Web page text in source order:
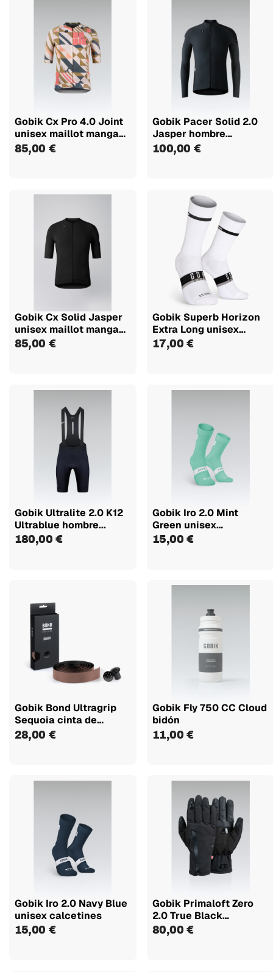
Gobik Cx Pro 4.0 Joint
unisex maillot manga
corta
85,00 €
Gobik Pacer Solid 2.0
Jasper hombre
maillot...
100,00 €
Gobik Cx Solid Jasper
unisex maillot manga
corta
85,00 €
Gobik Superb Horizon
Extra Long unisex
calcetines
17,00 €
Gobik Ultralite 2.0 K12
Ultrablue hombre...
180,00 €
Gobik Iro 2.0 Mint
Green unisex
calcetines
15,00 €
Gobik Bond Ultragrip
Sequoia cinta de
manillar
28,00 €
Gobik Fly 750 CC Cloud
bidón
11,00 €
Gobik Iro 2.0 Navy Blue
unisex calcetines
15,00 €
Gobik Primaloft Zero
2.0 True Black
guantes...
80,00 €